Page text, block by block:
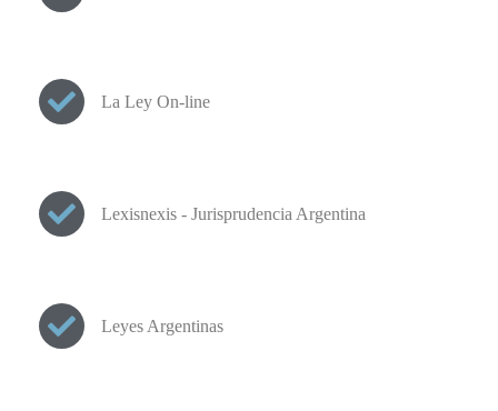
La Ley On-line
Lexisnexis - Jurisprudencia Argentina
Leyes Argentinas